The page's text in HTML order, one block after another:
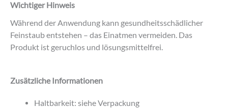
Wichtiger Hinweis
Während der Anwendung kann gesundheitsschädlicher
Feinstaub entstehen – das Einatmen vermeiden. Das
Produkt ist geruchlos und lösungsmittelfrei.
Zusätzliche Informationen
Haltbarkeit: siehe Verpackung